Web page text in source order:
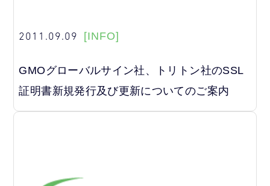
2011.09.09 [INFO]
GMOグローバルサイン社、トリトン社のSSL
証明書新規発行及び更新についてのご案内